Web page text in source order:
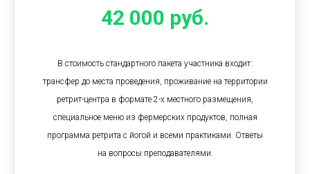
42 000 руб.
В стоимость стандартного пакета участника входит:
трансфер до места проведения, проживание на территории
ретрит-центра в формате 2-х местного размещения,
специальное меню из фермерских продуктов, полная
программа ретрита с йогой и всеми практиками. Ответы
на вопросы преподавателями.